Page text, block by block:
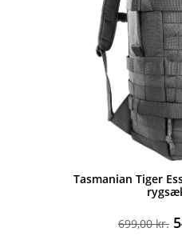
Tasmanian Tiger
699,00kr.